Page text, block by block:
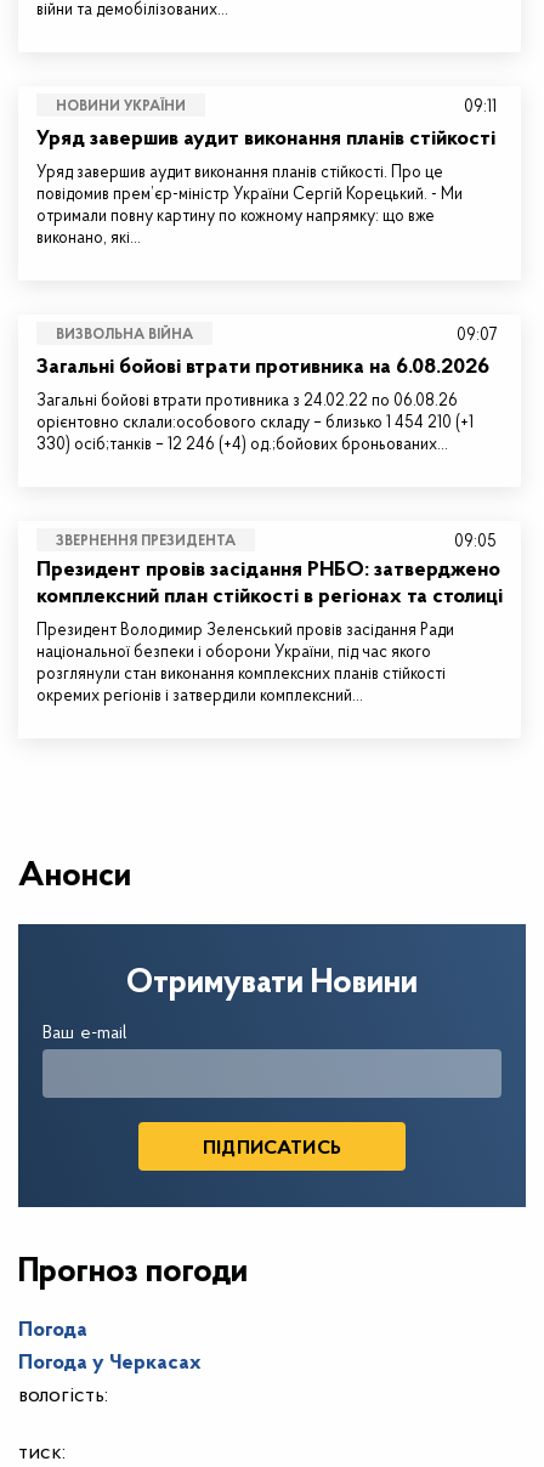
війни та демобілізованих…
НОВИНИ УКРАЇНИ
Уряд завершив аудит виконання планів стійкості
Уряд завершив аудит виконання планів стійкості. Про це
повідомив прем’єр-міністр України Сергій Корецький. - Ми
отримали повну картину по кожному напрямку: що вже
виконано, які…
09:11
ВИЗВОЛЬНА ВІЙНА
Загальні бойові втрати противника на 6.08.2026
Загальні бойові втрати противника з 24.02.22 по 06.08.26
орієнтовно склали:особового складу – близько 1 454 210 (+1
330) осіб;танків – 12 246 (+4) од.;бойових броньованих…
09:07
ЗВЕРНЕННЯ ПРЕЗИДЕНТА
Президент провів засідання РНБО: затверджено
комплексний план стійкості в регіонах та столиці
Президент Володимир Зеленський провів засідання Ради
національної безпеки і оборони України, під час якого
розглянули стан виконання комплексних планів стійкості
окремих регіонів і затвердили комплексний…
09:05
Анонси
Отримувати Новини
Ваш e-mail
Прогноз погоди
Погода
Погода у Черкасах
вологість:
тиск: